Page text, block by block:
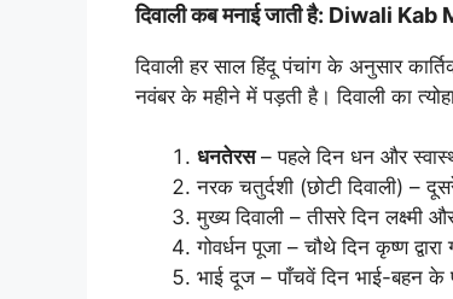
दिवाली कब मनाई जाती है: Diwali
दिवाली हर साल हिंदू पंचांग के अनुसार
नवंबर के महीने में पड़ती है। दिवाली का
धनतेरस– पहले दिन धन और
नरक चतुर्दशी (छोटी दिवाली) –
मुख्य दिवाली – तीसरे दिन
गोवर्धन पूजा – चौथे दिन कृष्ण
भाई दूज – पाँचवें दिन भाई-बहन के